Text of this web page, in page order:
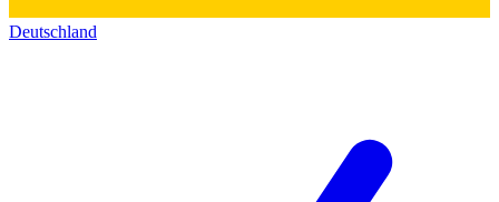
Deutschland